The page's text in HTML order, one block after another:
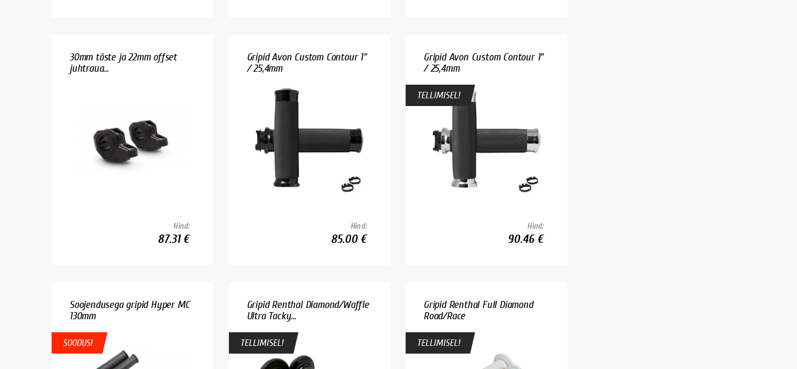
30mm tõste ja 22mm offset
juhtraua...
Hind:
87.31 €
Gripid Avon Custom Contour 1"
/ 25,4mm
Hind:
85.00 €
Gripid Avon Custom Contour 1"
/ 25,4mm
TELLIMISEL!
Hind:
90.46 €
Soojendusega gripid Hyper MC
130mm
SOODUS!
Gripid Renthal Diamond/Waffle
Ultra Tacky...
TELLIMISEL!
Gripid Renthal Full Diamond
Road/Race
TELLIMISEL!